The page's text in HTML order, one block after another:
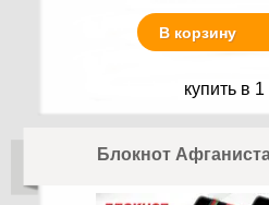
В корзину
купить в 1
Блокнот